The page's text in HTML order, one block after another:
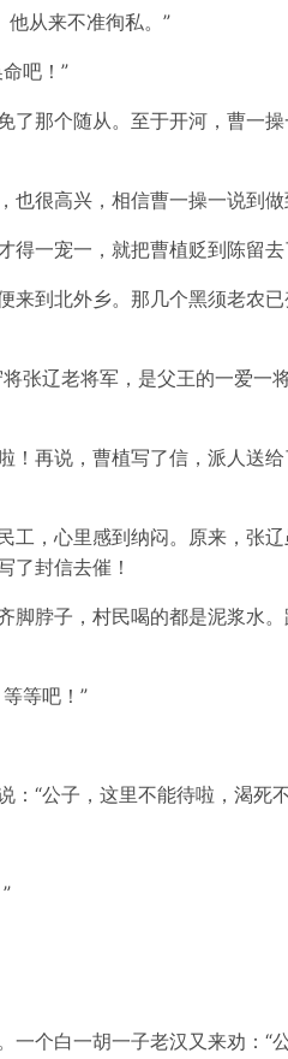
从来不准徇私。”
吧！”
那个随从。至于开河，曹一
很高兴，相信曹一操一说到做
一宠一，就把曹植贬到陈留去
到北外乡。那几个黑须老农
张辽老将军，是父王的一爱
再说，曹植写了信，派人送
，心里感到纳闷。原来，张
了封信去催！
脖子，村民喝的都是泥浆水
等吧！”
“公子，这里不能待啦，渴死
个白一胡一子老汉又来劝：“